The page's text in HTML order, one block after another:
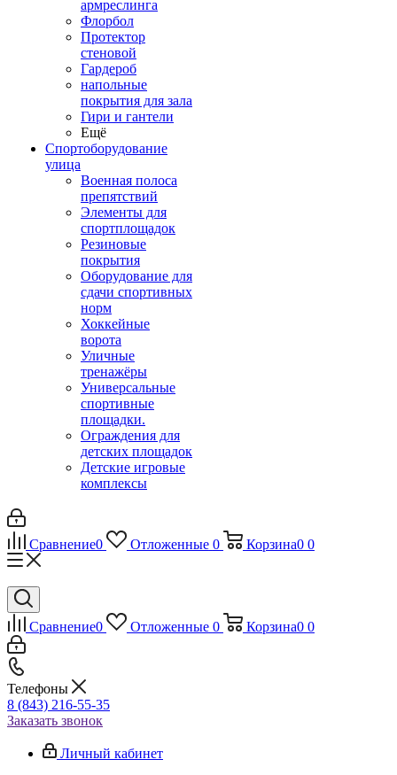
армреслинга
Флорбол
Протектор
стеновой
Гардероб
напольные
покрытия для зала
Гири и гантели
Ещё
Спортоборудование
улица
Военная полоса
препятствий
Элементы для
спортплощадок
Резиновые
покрытия
Оборудование для
сдачи спортивных
норм
Хоккейные
ворота
Уличные
тренажёры
Универсальные
спортивные
площадки.
Ограждения для
детских площадок
Детские игровые
комплексы
Сравнение0 Отложенные 0 Корзина0 0
Сравнение0 Отложенные 0 Корзина0 0
Телефоны
8 (843) 216-55-35
Заказать звонок
Личный кабинет